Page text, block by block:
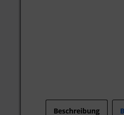
Beschreibung